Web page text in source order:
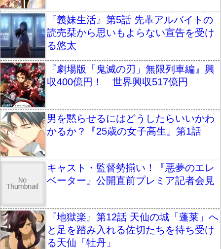
『義妹生活』第5話 先輩アルバイトの
読売栞から思いもよらない宣告を受け
る悠太
『劇場版「鬼滅の刃」無限列車編』興
収400億円！ 世界興収517億円
男を黙らせるにはどうしたらいいかわ
かるか？『25歳の女子高生』第1話
キャスト・監督勢揃い！『悪夢のエレ
ベーター』公開直前プレミア記者会見
『地獄楽』第12話 天仙の城「蓬莱」へ
と足を踏み入れる佐切たちを待ち受け
る天仙「牡丹」